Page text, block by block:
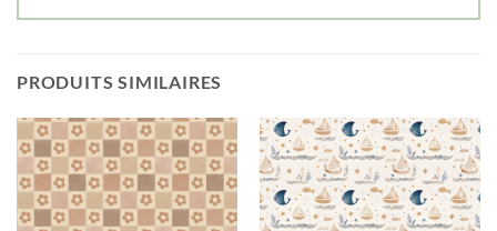
PRODUITS SIMILAIRES